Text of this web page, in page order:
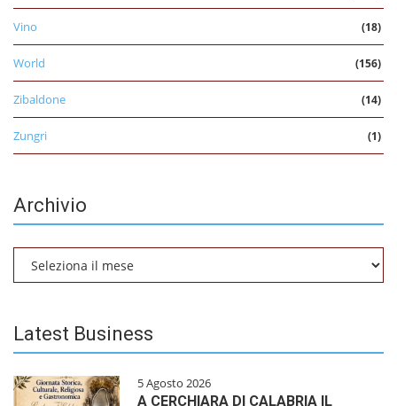
Vino (18)
World (156)
Zibaldone (14)
Zungri (1)
Archivio
Latest Business
5 Agosto 2026
A CERCHIARA DI CALABRIA IL